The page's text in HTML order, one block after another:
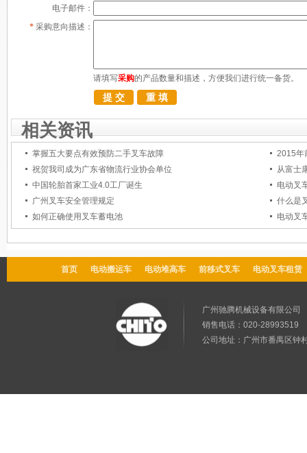
电子邮件：
* 采购意向描述：
请填写采购的产品数量和描述，方便我们进行统一备货。
相关资讯
掌握五大要点有效预防二手叉车故障
2015年
祝贺我司成为广东省物流行业协会单位
从富士
中国轮胎首家工业4.0工厂诞生
电动叉
广州叉车安全管理规定
什么是
如何正确使用叉车蓄电池
电动叉
首页 电动搬运车 电动堆高车 前移式叉车 电动叉车租赁
广州驰腾机械设备有限公
销售电话：020-
公司地址：广州市番禺区钟